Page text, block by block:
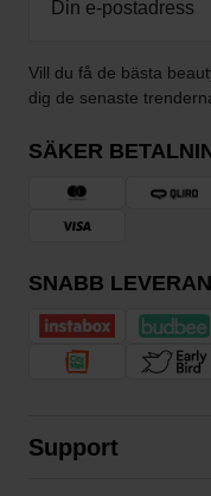
Vill du få de bästa
dig de senaste
SÄKER
SNABB
Support